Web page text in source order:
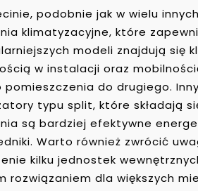
podobnie jak w wielu
klimatyzacyjne, które
modeli znajdują się
w instalacji oraz
pomieszczenia do drugiego.
typu split, które składają
są bardziej efektywne
Warto również zwrócić
kilku jednostek
rozwiązaniem dla większych